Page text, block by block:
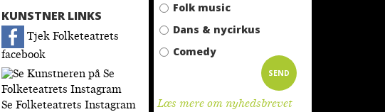
KUNSTNER LINKS
Tjek Folketeatrets
facebook
Se Folketeatrets Instagram
Folk music
Dans & nycirkus
Comedy
Læs mere om nyhedsbrevet